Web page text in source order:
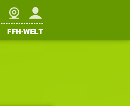
WebcamMein FFH
FFH-WELT